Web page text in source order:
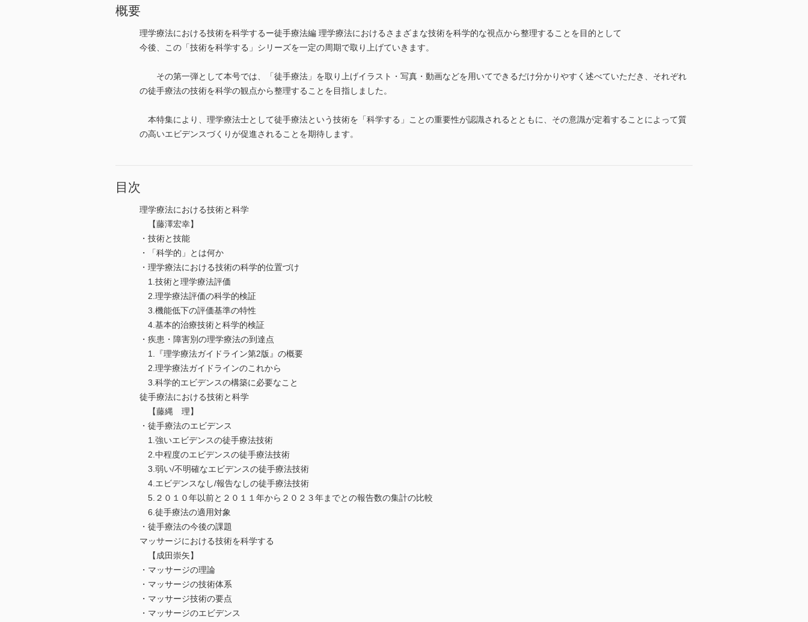
概要
理学療法における技術を科学するー徒手療法編 理学療法におけるさまざまな技術を科学的な視点から整理することを目的として
今後、この「技術を科学する」シリーズを一定の周期で取り上げていきます。
その第一弾として本号では、「徒手療法」を取り上げイラスト・写真・動画などを用いてできるだけ分かりやすく述べていただき、それぞれ
の徒手療法の技術を科学の観点から整理することを目指しました。
本特集により、理学療法士として徒手療法という技術を「科学する」ことの重要性が認識されるとともに、その意識が定着することによって質
の高いエビデンスづくりが促進されることを期待します。
目次
理学療法における技術と科学
【藤澤宏幸】
・技術と技能
・「科学的」とは何か
・理学療法における技術の科学的位置づけ
1.技術と理学療法評価
2.理学療法評価の科学的検証
3.機能低下の評価基準の特性
4.基本的治療技術と科学的検証
・疾患・障害別の理学療法の到達点
1.『理学療法ガイドライン第2版』の概要
2.理学療法ガイドラインのこれから
3.科学的エビデンスの構築に必要なこと
徒手療法における技術と科学
【藤縄 理】
・徒手療法のエビデンス
1.強いエビデンスの徒手療法技術
2.中程度のエビデンスの徒手療法技術
3.弱い/不明確なエビデンスの徒手療法技術
4.エビデンスなし/報告なしの徒手療法技術
5.２０１０年以前と２０１１年から２０２３年までとの報告数の集計の比較
6.徒手療法の適用対象
・徒手療法の今後の課題
マッサージにおける技術を科学する
【成田崇矢】
・マッサージの理論
・マッサージの技術体系
・マッサージ技術の要点
・マッサージのエビデンス